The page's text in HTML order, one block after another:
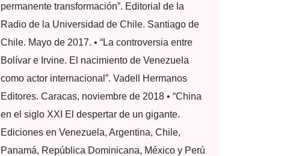
permanente transformación”. Editorial de la
Radio de la Universidad de Chile. Santiago de
Chile. Mayo de 2017. • “La controversia entre
Bolívar e Irvine. El nacimiento de Venezuela
como actor internacional”. Vadell Hermanos
Editores. Caracas, noviembre de 2018 • “China
en el siglo XXI El despertar de un gigante.
Ediciones en Venezuela, Argentina, Chile,
Panamá, República Dominicana, México y Perú